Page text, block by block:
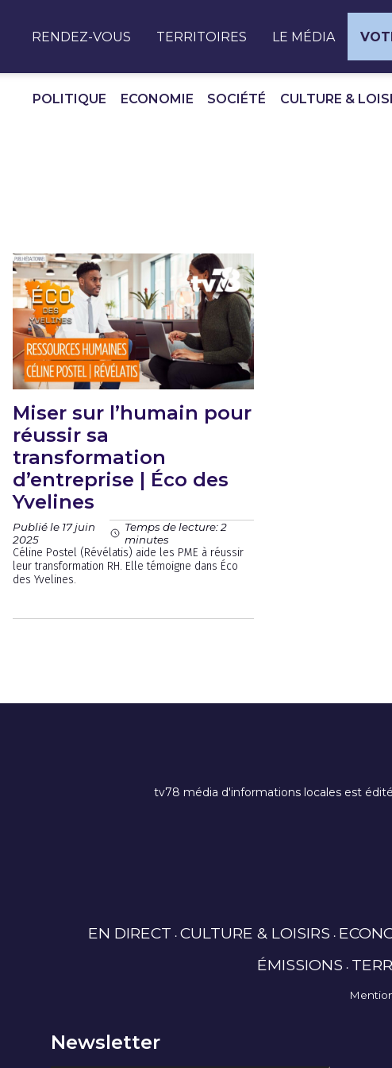
RENDEZ-VOUS TERRITOIRES LE MÉDIA
POLITIQUE ECONOMIE SOCIÉTÉ CULTURE &
Miser sur l’humain pour
réussir sa
transformation
d’entreprise | Éco des
Yvelines
Publié le 17 juin
2025
Temps de lecture: 2
minutes
Céline Postel (Révélatis) aide les PME à réussir
leur transformation RH. Elle témoigne dans Éco
des Yvelines.
tv78 média d'informations locales est
EN DIRECT CULTURE & LOISIRS
ÉMISSIONS
Newsletter